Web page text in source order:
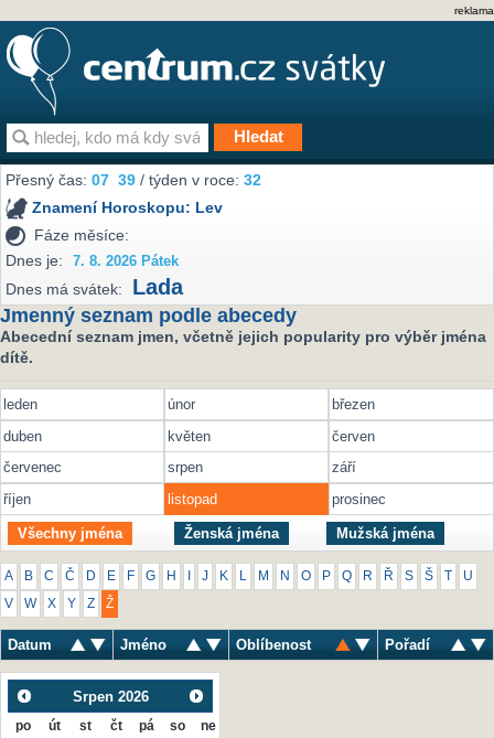
reklama
Přesný čas:07 39 / týden v roce:32
Znamení Horoskopu: Lev
Fáze měsíce:
Dnes je:
7. 8. 2026 Pátek
Dnes má svátek: Lada
Jmenný seznam podle abecedy
Abecední seznam jmen, včetně jejich popularity pro výběr jména
dítě.
leden únor
březen
duben
květen
červen
červenec
srpen
září
říjen
listopad prosinec
Všechny jména Ženská jména Mužská jména
A B C Č D E F G H J K M N O P Q R Ř S Š U
V W X Y Z Ž
Datum Jméno Oblíbenost Pořadí
Srpen 2026
po út st čt pá so ne